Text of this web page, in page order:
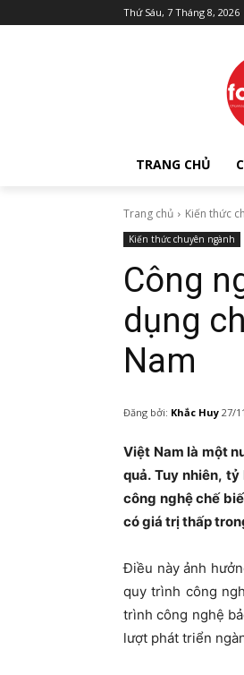
Thứ Sáu, 7 Tháng 8, 2026
TRANG CHỦ
Trang chủ Kiến thức
Kiến thức chuyên ngành
Công
dụng
Nam
Đăng bởi: Khắc Huy 27/
Việt Nam là một
quả. Tuy nhiên,
công nghệ chế
có giá trị thấp
Điều này ảnh
quy trình công
trình công nghệ
lượt phát triển